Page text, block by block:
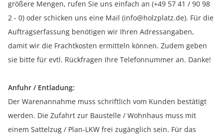
größere Mengen, rufen Sie uns einfach an (+49 57 41 / 90 98
2 - 0) oder schicken uns eine Mail (info@holzplatz.de). Für die
Auftragserfassung benötigen wir Ihren Adressangaben,
damit wir die Frachtkosten ermitteln können. Zudem geben
sie bitte für evtl. Rückfragen Ihre Telefonnummer an. Danke!
Anfuhr / Entladung:
Der Warenannahme muss schriftlich vom Kunden bestätigt
werden. Die Zufahrt zur Baustelle / Wohnhaus muss mit
einem Sattelzug / Plan-LKW frei zugänglich sein. Für das